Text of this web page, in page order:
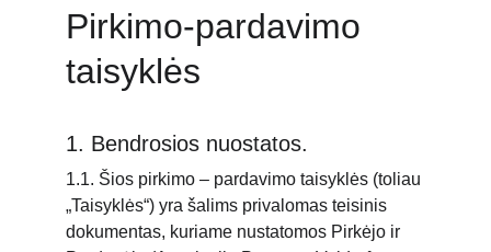
Pirkimo-pardavimo
taisyklės
1. Bendrosios nuostatos.
1.1. Šios pirkimo – pardavimo taisyklės (toliau
„Taisyklės“) yra šalims privalomas teisinis
dokumentas, kuriame nustatomos Pirkėjo ir